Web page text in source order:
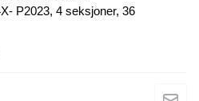
P2023, 4 seksjoner, 36